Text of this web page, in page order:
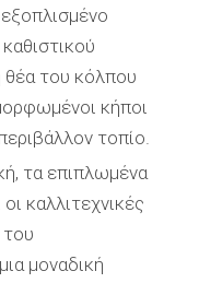
θέα του κόλπου
κήποι
τοπίο.
τα επιπλωμένα
καλλιτεχνικές
μοναδική